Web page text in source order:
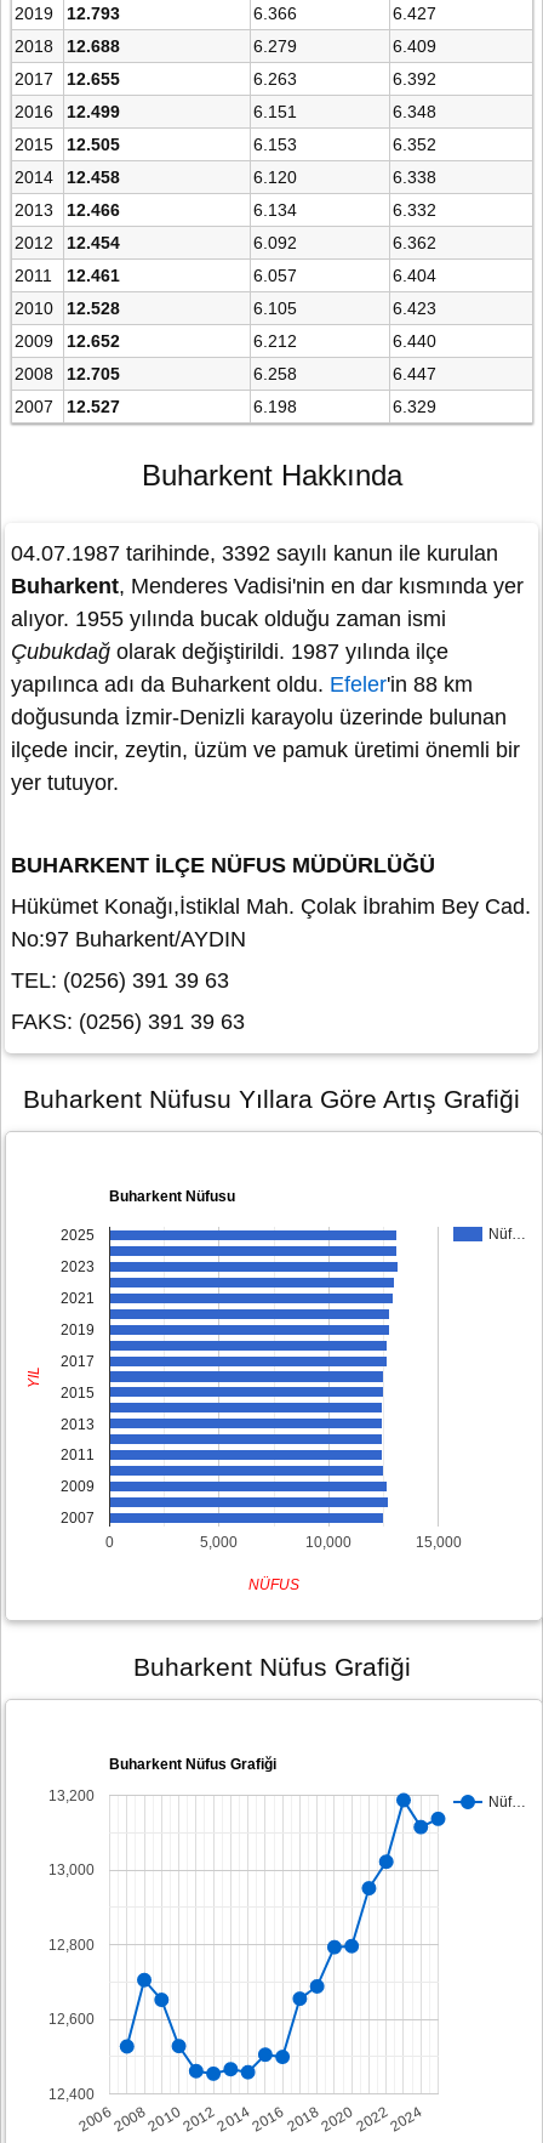
2019
12.793 6.366
6.427
2018
12.688 6.279
6.409
2017
12.655 6.263
6.392
2016
12.499 6.151
6.348
2015
12.505 6.153
6.352
2014
12.458 6.120
6.338
2013
12.466 6.134
6.332
2012
12.454 6.092
6.362
2011
12.461 6.057
6.404
2010
12.528 6.105
6.423
2009
12.652 6.212
6.440
2008
12.705 6.258
6.447
2007
12.527 6.198 6.329
Buharkent Hakkında
04.07.1987 tarihinde, 3392 sayılı kanun ile kurulan
Buharkent, Menderes Vadisi'nin en dar kısmında yer
alıyor. 1955 yılında bucak olduğu zaman ismi
Çubukdağ olarak değiştirildi. 1987 yılında ilçe
yapılınca adı da Buharkent oldu. Efeler'in 88 km
doğusunda İzmir-Denizli karayolu üzerinde bulunan
ilçede incir, zeytin, üzüm ve pamuk üretimi önemli bir
yer tutuyor.
BUHARKENT İLÇE NÜFUS MÜDÜRLÜĞÜ
Hükümet Konağı,İstiklal Mah. Çolak İbrahim Bey Cad.
No:97 Buharkent/AYDIN
TEL: (0256) 391 39 63
FAKS: (0256) 391 39 63
Buharkent Nüfusu Yıllara Göre Artış Grafiği
Buharkent Nüfusu
Nüf…
0 5,000 10,000 15,000
2025
2023
2021
2019
2017
2015
2013
2011
2009
2007
NÜFUS
YIL
Buharkent Nüfus Grafiği
Buharkent Nüfus Grafiği
Nüf…
2006200820102012201420162018202020222024
12,400
12,600
12,800
13,000
13,200